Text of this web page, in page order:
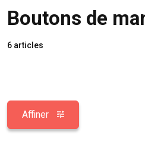
Boutons de
6 articles
Affiner